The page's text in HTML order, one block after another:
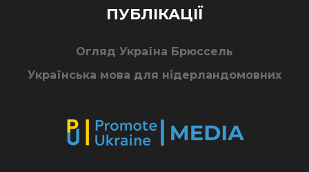
ПУБЛІКАЦІЇ
Огляд Україна Брюссель
Українська мова для нідерландомовних